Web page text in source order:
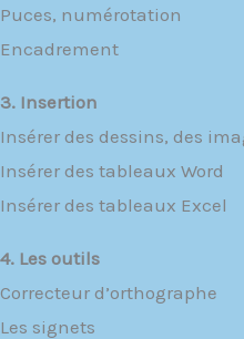
Puces, numérotation
Encadrement
3. Insertion
Insérer des dessins, des
Insérer des tableaux Word
Insérer des tableaux Excel
4. Les outils
Correcteur d’orthographe
Les signets